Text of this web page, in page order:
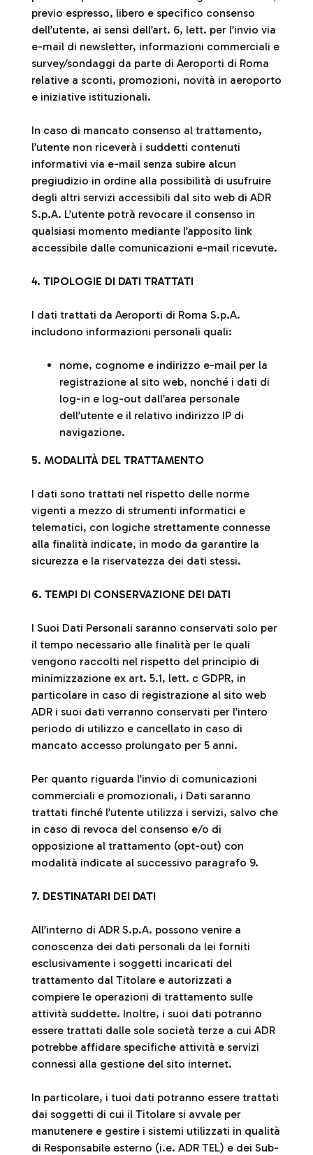
previo espresso, libero e specifico consenso
dell’utente, ai sensi dell’art. 6, lett. per l’invio via
e-mail di newsletter, informazioni commerciali e
survey/sondaggi da parte di Aeroporti di Roma
relative a sconti, promozioni, novità in aeroporto
e iniziative istituzionali.
In caso di mancato consenso al trattamento,
l’utente non riceverà i suddetti contenuti
informativi via e-mail senza subire alcun
pregiudizio in ordine alla possibilità di usufruire
degli altri servizi accessibili dal sito web di ADR
S.p.A. L’utente potrà revocare il consenso in
qualsiasi momento mediante l’apposito link
accessibile dalle comunicazioni e-mail ricevute.
4. TIPOLOGIE DI DATI TRATTATI
I dati trattati da Aeroporti di Roma S.p.A.
includono informazioni personali quali:
nome, cognome e indirizzo e-mail per la
registrazione al sito web, nonché i dati di
log-in e log-out dall’area personale
dell’utente e il relativo indirizzo IP di
navigazione.
5. MODALITÀ DEL TRATTAMENTO
I dati sono trattati nel rispetto delle norme
vigenti a mezzo di strumenti informatici e
telematici, con logiche strettamente connesse
alla finalità indicate, in modo da garantire la
sicurezza e la riservatezza dei dati stessi.
6. TEMPI DI CONSERVAZIONE DEI DATI
I Suoi Dati Personali saranno conservati solo per
il tempo necessario alle finalità per le quali
vengono raccolti nel rispetto del principio di
minimizzazione ex art. 5.1, lett. c GDPR, in
particolare in caso di registrazione al sito web
ADR i suoi dati verranno conservati per l’intero
periodo di utilizzo e cancellato in caso di
mancato accesso prolungato per 5 anni.
Per quanto riguarda l’invio di comunicazioni
commerciali e promozionali, i Dati saranno
trattati finché l’utente utilizza i servizi, salvo che
in caso di revoca del consenso e/o di
opposizione al trattamento (opt-out) con
modalità indicate al successivo paragrafo 9.
7. DESTINATARI DEI DATI
All’interno di ADR S.p.A. possono venire a
conoscenza dei dati personali da lei forniti
esclusivamente i soggetti incaricati del
trattamento dal Titolare e autorizzati a
compiere le operazioni di trattamento sulle
attività suddette. Inoltre, i suoi dati potranno
essere trattati dalle sole società terze a cui ADR
potrebbe affidare specifiche attività e servizi
connessi alla gestione del sito internet.
In particolare, i tuoi dati potranno essere trattati
dai soggetti di cui il Titolare si avvale per
manutenere e gestire i sistemi utilizzati in qualità
di Responsabile esterno (i.e. ADR TEL) e dei Sub-